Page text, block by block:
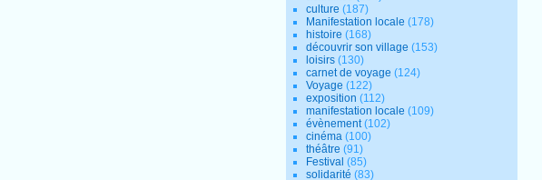
culture (187)
Manifestation locale (178)
histoire (168)
découvrir son village (153)
loisirs (130)
carnet de voyage (124)
Voyage (122)
exposition (112)
manifestation locale (109)
évènement(102)
cinéma (100)
théâtre (91)
Festival (85)
solidarité (83)